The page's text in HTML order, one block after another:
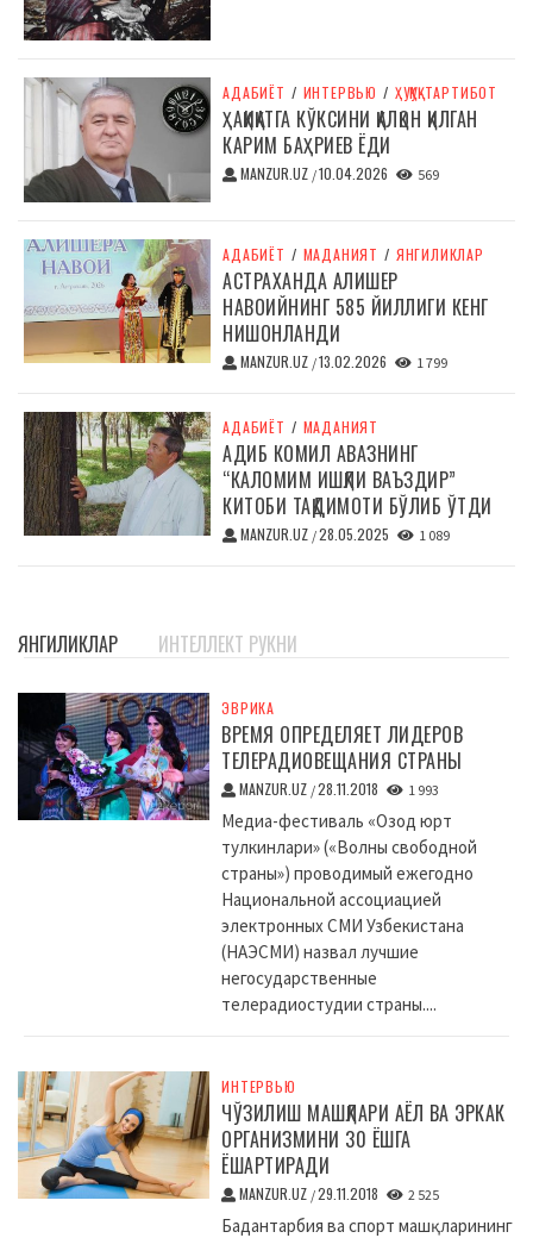
АДАБИЁТ / ИНТЕРВЬЮ / ҲУҚУҚ-ТАРТИБОТ
ҲАҚИҚАТГА КЎКСИНИ ҚАЛҚОН ҚИЛГАН
КАРИМ БАҲРИЕВ ЁДИ
MANZUR.UZ /10.04.2026 569
АДАБИЁТ / МАДАНИЯТ / ЯНГИЛИКЛАР
АСТРАХАНДА АЛИШЕР
НАВОИЙНИНГ 585 ЙИЛЛИГИ КЕНГ
НИШОНЛАНДИ
MANZUR.UZ /13.02.2026 1 799
АДАБИЁТ / МАДАНИЯТ
АДИБ КОМИЛ АВАЗНИНГ
“КАЛОМИМ ИШҚЛИ ВАЪЗДИР”
КИТОБИ ТАҚДИМОТИ БЎЛИБ ЎТДИ
MANZUR.UZ /28.05.2025 1 089
ЯНГИЛИКЛАР ИНТЕЛЛЕКТ РУКНИ
ЭВРИКА
ВРЕМЯ ОПРЕДЕЛЯЕТ ЛИДЕРОВ
ТЕЛЕРАДИОВЕЩАНИЯ СТРАНЫ
MANZUR.UZ /28.11.2018 1 993
Медиа-фестиваль «Озод юрт
тулкинлари» («Волны свободной
страны») проводимый ежегодно
Национальной ассоциацией
электронных СМИ Узбекистана
(НАЭСМИ) назвал лучшие
негосударственные
телерадиостудии страны....
ИНТЕРВЬЮ
ЧЎЗИЛИШ МАШҚЛАРИ АЁЛ ВА ЭРКАК
ОРГАНИЗМИНИ 30 ЁШГА
ЁШАРТИРАДИ
MANZUR.UZ /29.11.2018 2 525
Бадантарбия ва спорт машқларининг